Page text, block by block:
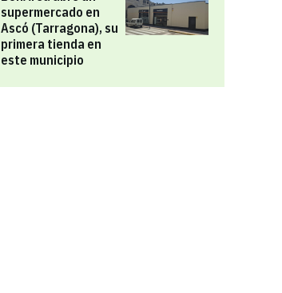
supermercado en
Ascó (Tarragona), su
primera tienda en
este municipio